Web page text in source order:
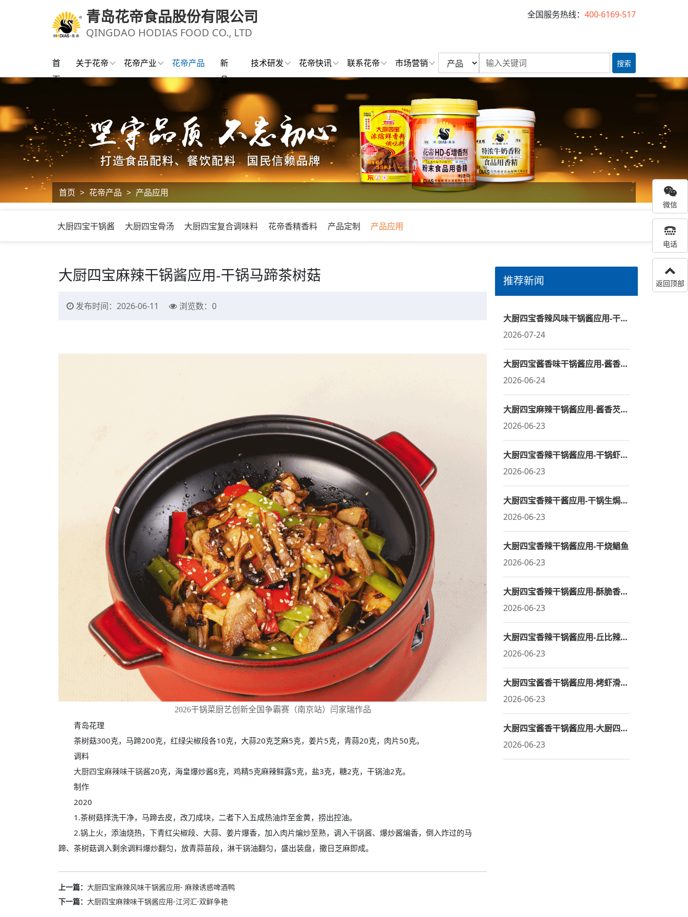
青岛花帝食品股份有限公司
QINGDAO HODIAS FOOD CO., LTD
全国服务热线： 400-6169-517
首
页
关于花帝 花帝产业 花帝产品
新
品
市
技术研发 花帝快讯 联系花帝 市场营销 搜索
首页 > 花帝产品 > 产品应用
大厨四宝干锅酱 大厨四宝骨汤 大厨四宝复合调味料 花帝香精香料 产品定制 产品应用
大厨四宝麻辣干锅酱应用-干锅马蹄茶树菇
发布时间：2026-06-11 浏览数： 0
2026干锅菜厨艺创新全国争霸赛（南京站）闫家瑞作品
青岛花理
茶树菇300克，马蹄200克，红绿尖椒段各10克，大蒜20克芝麻5克，姜片5克，青蒜20克，肉片50克。
调料
大厨四宝麻辣味干锅酱20克，海皇爆炒酱8克，鸡精5克麻辣鲜露5克，盐3克，糖2克，干锅油2克。
制作
2020
1.茶树菇择洗干净，马蹄去皮，改刀成块，二者下入五成热油炸至金黄，捞出控油。
2.锅上火，添油烧热，下青红尖椒段、大蒜、姜片爆香，加入肉片煸炒至熟，调入干锅酱、爆炒酱煸香，倒入炸过的马
蹄、茶树菇调入剩余调料爆炒翻匀，放青蒜苗段，淋干锅油翻匀，盛出装盘，撒日芝麻即成。
上一篇： 大厨四宝麻辣风味干锅酱应用- 麻辣诱惑啤酒鸭
下一篇： 大厨四宝麻辣味干锅酱应用-江河汇·双鲜争艳
推荐新闻
大厨四宝香辣风味干锅酱应用-干锅香辣虾
2026-07-24
大厨四宝酱香味干锅酱应用-酱香天妃宫蒲菜炖斩肉
2026-06-24
大厨四宝麻辣干锅酱应用-​酱香芡实鲜蒲牛肝菌
2026-06-23
大厨四宝香辣干锅酱应用-干锅虾仁炒毛贝
2026-06-23
大厨四宝香辣干酱应用-干锅生焗鱼鳍
2026-06-23
大厨四宝香辣干锅酱应用-干烧鲳鱼
2026-06-23
大厨四宝香辣干锅酱应用-酥脆香辣基围虾
2026-06-23
大厨四宝香辣干锅酱应用-丘比辣椒干煸鯝鱼肚
2026-06-23
大厨四宝酱香干锅酱应用-烤虾滑薯卷
2026-06-23
大厨四宝酱香干锅酱应用-大厨四宝酱烤肉
2026-06-23
微信
电话
返回顶部